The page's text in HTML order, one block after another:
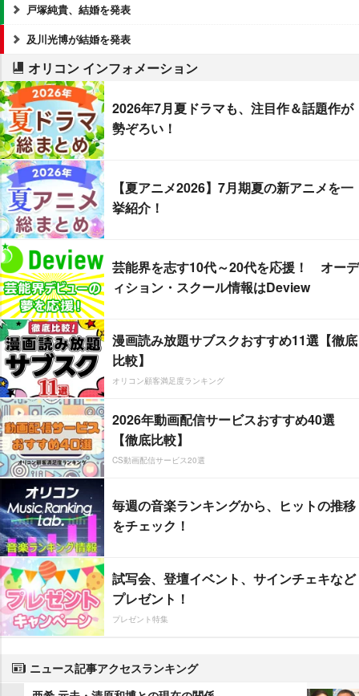
戸塚純貴、結婚を発表
及川光博が結婚を発表
オリコン インフォメーション
2026年7月夏ドラマも、注目作＆話題作が
勢ぞろい！
【夏アニメ2026】7月期夏の新アニメを一
挙紹介！
芸能界を志す10代～20代を応援！ オーデ
ィション・スクール情報はDeview
漫画読み放題サブスクおすすめ11選【徹底
比較】
オリコン顧客満足度ランキング
2026年動画配信サービスおすすめ40選
【徹底比較】
CS動画配信サービス20選
毎週の音楽ランキングから、ヒットの推移
をチェック！
試写会、登壇イベント、サインチェキなど
プレゼント！
プレゼント特集
ニュース記事アクセスランキング